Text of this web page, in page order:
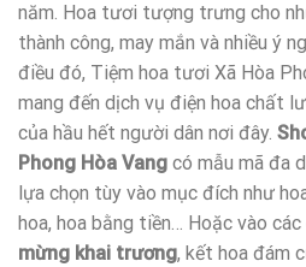
năm. Hoa tươi tượng trưng cho
thành công, may mắn và nhiều ý
điều đó, Tiệm hoa tươi Xã Hòa
mang đến dịch vụ điện hoa chất
của hầu hết người dân nơi đây.
Phong Hòa Vang có mẫu mã đa
lựa chọn tùy vào mục đích như
hoa, hoa bằng tiền… Hoặc vào
mừng khai trương, kết hoa đám